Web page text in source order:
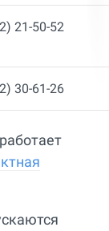
21-50-52
30-61-26